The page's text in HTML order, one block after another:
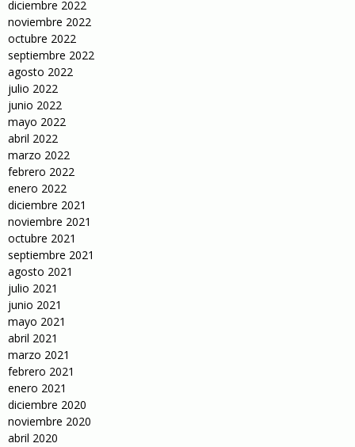
diciembre 2022
noviembre 2022
octubre 2022
septiembre 2022
agosto 2022
julio 2022
junio 2022
mayo 2022
abril 2022
marzo 2022
febrero 2022
enero 2022
diciembre 2021
noviembre 2021
octubre 2021
septiembre 2021
agosto 2021
julio 2021
junio 2021
mayo 2021
abril 2021
marzo 2021
febrero 2021
enero 2021
diciembre 2020
noviembre 2020
abril 2020